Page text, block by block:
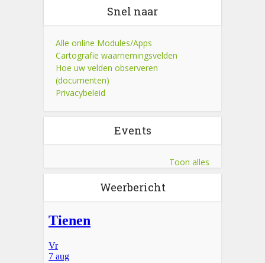
Snel naar
Alle online Modules/Apps
Cartografie waarnemingsvelden
Hoe uw velden observeren
(documenten)
Privacybeleid
Events
Toon alles
Weerbericht